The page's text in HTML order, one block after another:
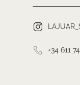
+34 611